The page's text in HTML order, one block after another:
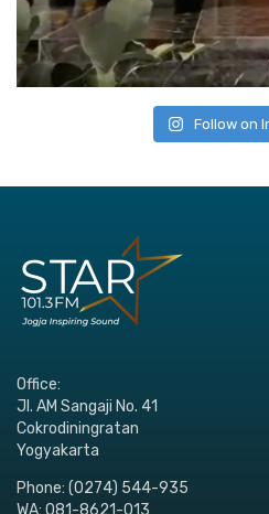
Follow on
Office:
Jl. AM Sangaji No. 41
Cokrodiningratan
Yogyakarta
Phone: (0274) 544-935
WA: 081-8621-013